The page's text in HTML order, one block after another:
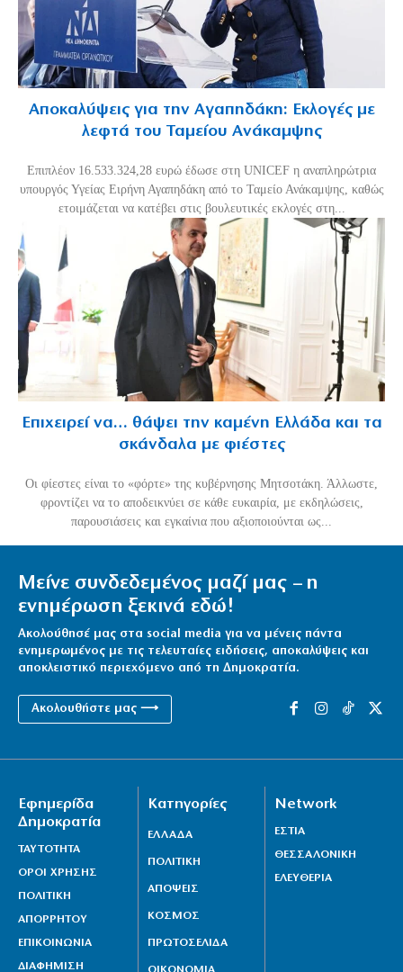
Αποκαλύψεις για την Αγαπηδάκη: Εκλογές με
λεφτά του Ταμείου Ανάκαμψης
Επιπλέον 16.533.324,28 ευρώ έδωσε στη UNICEF η αναπληρώτρια
υπουργός Υγείας Ειρήνη Αγαπηδάκη από το Ταμείο Ανάκαμψης, καθώς
ετοιμάζεται να κατέβει στις βουλευτικές εκλογές στη...
Επιχειρεί να… θάψει την καμένη Ελλάδα και τα
σκάνδαλα με φιέστες
Οι φίεστες είναι το «φόρτε» της κυβέρνησης Μητσοτάκη. Άλλωστε,
φροντίζει να το αποδεικνύει σε κάθε ευκαιρία, με εκδηλώσεις,
παρουσιάσεις και εγκαίνια που αξιοποιούνται ως...
Μείνε συνδεδεμένος μαζί μας – η
ενημέρωση ξεκινά εδώ!
Ακολούθησέ μας στα social media για να μένεις πάντα
ενημερωμένος με τις τελευταίες ειδήσεις, αποκαλύψεις και
αποκλειστικό περιεχόμενο από τη Δημοκρατία.
Ακολουθήστε μας ⟶
Εφημερίδα
Δημοκρατία
ΤΑΥΤΟΤΗΤΑ
ΟΡΟΙ ΧΡΗΣΗΣ
ΠΟΛΙΤΙΚΗ
ΑΠΟΡΡΗΤΟΥ
ΕΠΙΚΟΙΝΩΝΙΑ
ΔΙΑΦΗΜΙΣΗ
Κατηγορίες
ΕΛΛΑΔΑ
ΠΟΛΙΤΙΚΗ
ΑΠΟΨΕΙΣ
ΚΟΣΜΟΣ
ΠΡΩΤΟΣΕΛΙΔΑ
Network
ΕΣΤΙΑ
ΘΕΣΣΑΛΟΝΙΚΗ
ΕΛΕΥΘΕΡΙΑ